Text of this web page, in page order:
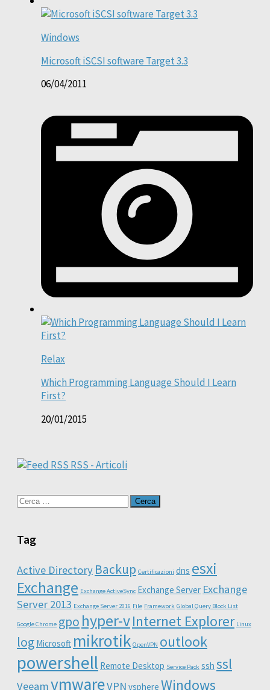
Windows
Microsoft iSCSI software Target 3.3
06/04/2011
Relax
Which Programming Language Should I Learn
First?
20/01/2015
RSS - Articoli
Ricerca
Tag
Active Directory Backup Certificazioni dns esxi
Exchange Exchange ActiveSync Exchange Server Exchange
Server 2013 Exchange Server 2016 File Framework Global Query Block List
Google Chrome gpo hyper-vInternet Explorer Linux
log Microsoft mikrotik OpenVPN outlook
powershell Remote Desktop Service Pack ssh ssl
VeeamvmwareVPN vsphere Windows